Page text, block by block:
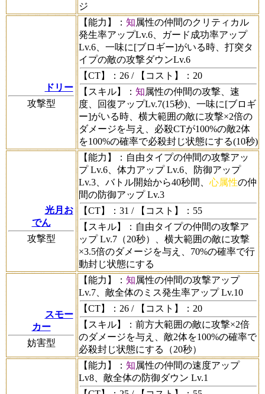
ジ
ドリー
攻撃型
【能力】 ： 知属性の仲間のクリティカル
発生率アップLv.6、ガード成功率アップ
Lv.6、一味に[ブロギー]がいる時、打突タ
イプの敵の攻撃ダウンLv.6
【CT】
：26 / 【コスト】
：20
【スキル】
： 知属性の仲間の攻撃、速
度、回復アップLv.7(15秒)、一味に[ブロギ
ー]がいる時、横大範囲の敵に攻撃×2倍の
ダメージを与え、必殺CTが100%の敵2体
を100%の確率で必殺封じ状態にする(10秒)
光月お
でん
攻撃型
【能力】
：自由タイプの仲間の攻撃アッ
プ Lv.6、体力アップ Lv.6、防御アップ
Lv.3、バトル開始から40秒間、 心属性の仲
間の防御アップ Lv.3
【CT】
：31 / 【コスト】
：55
【スキル】
：自由タイプの仲間の攻撃ア
ップ Lv.7（20秒）、横大範囲の敵に攻撃
×3.5倍のダメージを与え、70%の確率で行
動封じ状態にする
スモー
カー
妨害型
【能力】 ： 知属性の仲間の攻撃アップ
Lv.7、敵全体のミス発生率アップ Lv.10
【CT】
：26 / 【コスト】
：20
【スキル】
：前方大範囲の敵に攻撃×2倍
のダメージを与え、敵2体を100%の確率で
必殺封じ状態にする（20秒）
【能力】 ： 知属性の仲間の速度アップ
Lv8、敵全体の防御ダウン Lv.1